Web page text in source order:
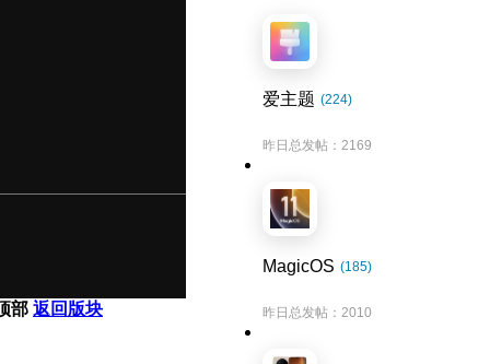
爱主题 (224)
昨日总发帖：2169
MagicOS (185)
昨日总发帖：2010
部 返回版块